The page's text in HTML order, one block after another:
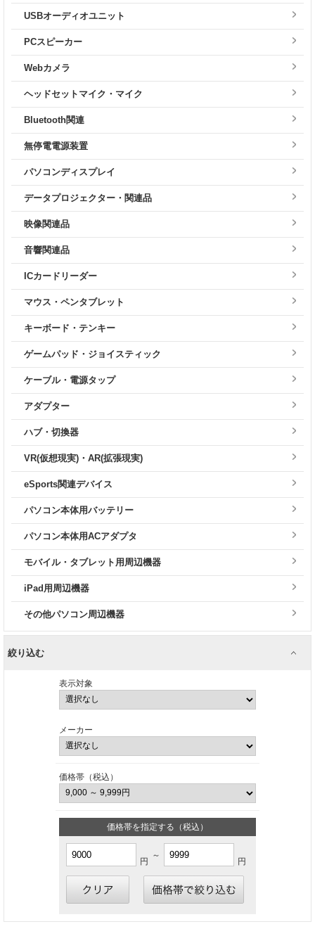
USBオーディオユニット
PCスピーカー
Webカメラ
ヘッドセットマイク・マイク
Bluetooth関連
無停電電源装置
パソコンディスプレイ
データプロジェクター・関連品
映像関連品
音響関連品
ICカードリーダー
マウス・ペンタブレット
キーボード・テンキー
ゲームパッド・ジョイスティック
ケーブル・電源タップ
アダプター
ハブ・切換器
VR(仮想現実)・AR(拡張現実)
eSports関連デバイス
パソコン本体用バッテリー
パソコン本体用ACアダプタ
モバイル・タブレット用周辺機器
iPad用周辺機器
その他パソコン周辺機器
絞り込む
表示対象
メーカー
価格帯（税込）
価格帯を指定する（税込）
円
～
円